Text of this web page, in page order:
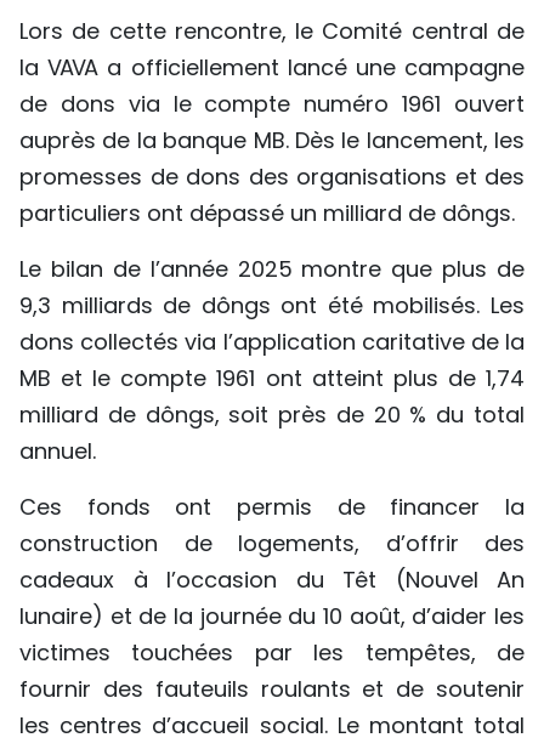
Lors de cette rencontre, le Comité central de
la VAVA a officiellement lancé une campagne
de dons via le compte numéro 1961 ouvert
auprès de la banque MB. Dès le lancement, les
promesses de dons des organisations et des
particuliers ont dépassé un milliard de dôngs.
Le bilan de l’année 2025 montre que plus de
9,3 milliards de dôngs ont été mobilisés. Les
dons collectés via l’application caritative de la
MB et le compte 1961 ont atteint plus de 1,74
milliard de dôngs, soit près de 20 % du total
annuel.
Ces fonds ont permis de financer la
construction de logements, d’offrir des
cadeaux à l’occasion du Têt (Nouvel An
lunaire) et de la journée du 10 août, d’aider les
victimes touchées par les tempêtes, de
fournir des fauteuils roulants et de soutenir
les centres d’accueil social. Le montant total